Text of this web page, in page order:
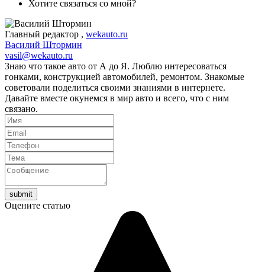
Хотите связаться со мной?
Главный редактор , wekauto.ru
Василий Штормин
vasil@wekauto.ru
Знаю что такое авто от А до Я. Люблю интересоваться
гонками, конструкцией автомобилей, ремонтом. Знакомые
советовали поделиться своими знаниями в интернете.
Давайте вместе окунемся в мир авто и всего, что с ним
связано.
Оцените статью